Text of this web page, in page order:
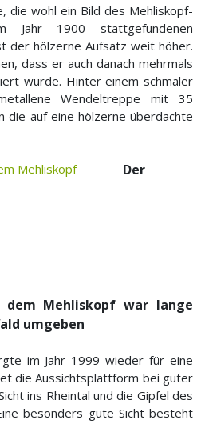
die wohl ein Bild des Mehliskopf-
1900 stattgefundenen
der hölzerne Aufsatz weit höher.
dass er auch danach mehrmals
wurde. Hinter einem schmaler
Wendeltreppe mit 35
die auf eine hölzerne überdachte
Der
dem Mehliskopf war lange
umgeben
im Jahr 1999 wieder für eine
die Aussichtsplattform bei guter
ins Rheintal und die Gipfel des
besonders gute Sicht besteht